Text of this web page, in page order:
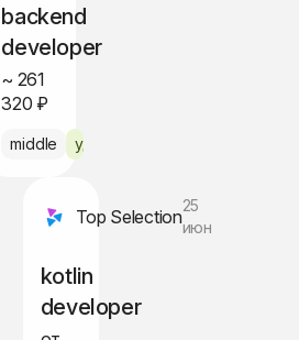
backend
developer
~ 261
320 ₽
middle удалённо
Top Selection
25
июн
kotlin
developer